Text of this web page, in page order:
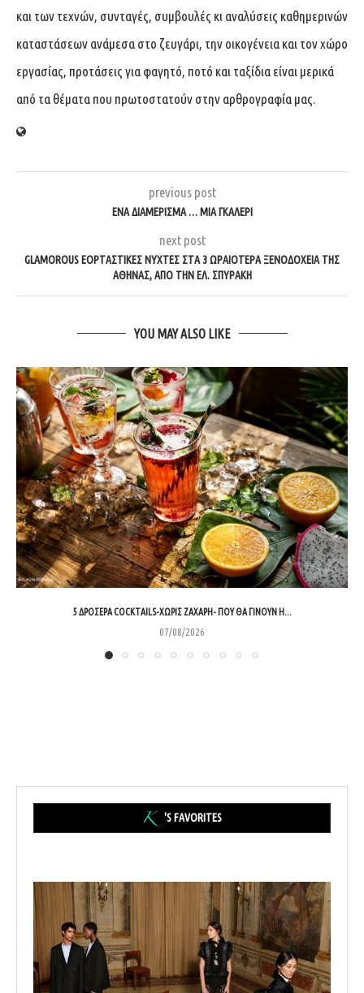
και των τεχνών, συνταγές, συμβουλές κι αναλύσεις καθημερινών
καταστάσεων ανάμεσα στο ζευγάρι, την οικογένεια και τον χώρο
εργασίας, προτάσεις για φαγητό, ποτό και ταξίδια είναι μερικά
από τα θέματα που πρωτοστατούν στην αρθρογραφία μας.
previous post
ΈΝΑ ΔΙΑΜΈΡΙΣΜΑ … ΜΊΑ ΓΚΑΛΕΡΊ
next post
GLAMOROUS ΕΟΡΤΑΣΤΙΚΈΣ ΝΎΧΤΕΣ ΣΤΑ 3 ΩΡΑΙΌΤΕΡΑ ΞΕΝΟΔΟΧΕΊΑ ΤΗΣ
ΑΘΉΝΑΣ, ΑΠΌ ΤΗΝ ΕΛ. ΣΠΥΡΆΚΗ
YOU MAY ALSO LIKE
5 ΔΡΟΣΕΡΆ COCKTAILS-ΧΩΡΊΣ ΖΆΧΑΡΗ- ΠΟΥ ΘΑ ΓΊΝΟΥΝ Η...
07/08/2026
'S FAVORITES